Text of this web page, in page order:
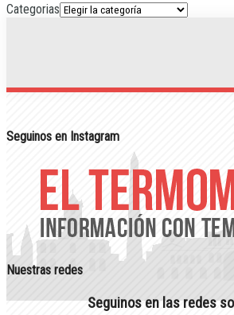
Categorias
Seguinos en Instagram
Nuestras redes
Seguinos en las redes